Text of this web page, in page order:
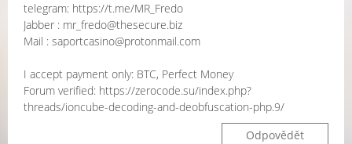
telegram: https://t.me/MR_Fredo
Jabber : mr_fredo@thesecure.biz
Mail : saportcasino@protonmail.com
I accept payment only: BTC, Perfect Money
Forum verified: https://zerocode.su/index.php?
threads/ioncube-decoding-and-deobfuscation-php.9/
Odpovědět